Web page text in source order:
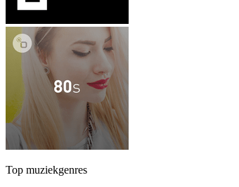
Top muziekgenres